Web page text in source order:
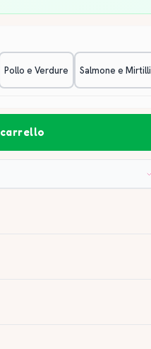
Pollo e Verdure Salmone e Mirtilli